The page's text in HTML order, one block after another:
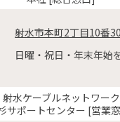
射水市本町2丁目10番
日曜・祝日・年末年始
射水ケーブルネットワーク
サポートセンター [営業